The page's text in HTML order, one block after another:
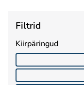
Filtrid
Kiirpäringud